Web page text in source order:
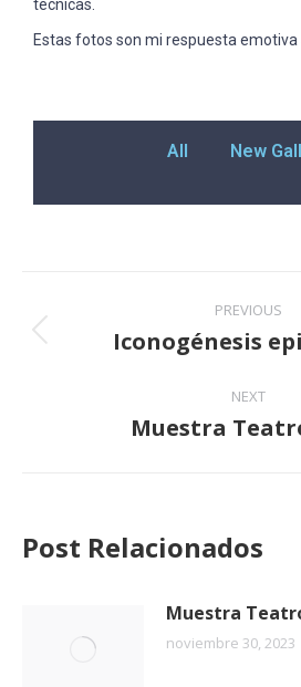
técnicas.
Estas fotos son mi respuesta emotiva
All New
PREVIOUS
Iconogénesis
NEXT
Muestra
Post Relacionados
Muestra
noviembre 30, 2023